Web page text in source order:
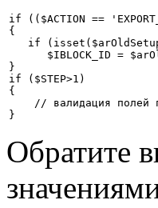
if (($ACTION ==
{
if
$IBLOCK_ID =
}
if ($STEP>1)
{
// валидация полей
}
Обратите